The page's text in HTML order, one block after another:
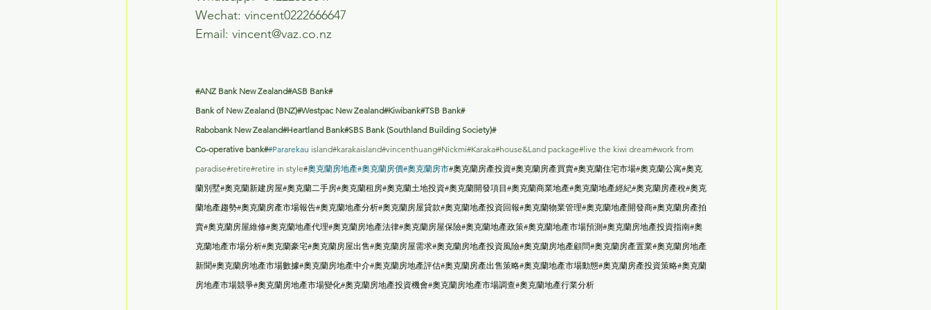
Wechat: vincent0222666647
Email: vincent@vaz.co.nz
#ANZ Bank New Zealand#ASB Bank#
Bank of New Zealand (BNZ)#Westpac New Zealand#Kiwibank#TSB Bank#
Rabobank New Zealand#Heartland Bank#SBS Bank (Southland Building Society)#
Co-operative bank##Pararekau island#karakaisland#vincenthuang#Nickmi#Karaka#house&Land package#live the kiwi dream#work from
paradise#retire#retire in style#奧克蘭房地產#奧克蘭房價#奧克蘭房市#奧克蘭房產投資#奧克蘭房產買賣#奧克蘭住宅市場#奧克蘭公寓#奧克
蘭別墅#奧克蘭新建房屋#奧克蘭二手房#奧克蘭租房#奧克蘭土地投資#奧克蘭開發項目#奧克蘭商業地產#奧克蘭地產經紀#奧克蘭房產稅#奧克
蘭地產趨勢#奧克蘭房產市場報告#奧克蘭地產分析#奧克蘭房屋貸款#奧克蘭地產投資回報#奧克蘭物業管理#奧克蘭地產開發商#奧克蘭房產拍
賣#奧克蘭房屋維修#奧克蘭地產代理#奧克蘭房地產法律#奧克蘭房屋保險#奧克蘭地產政策#奧克蘭地產市場預測#奧克蘭房地產投資指南#奧
克蘭地產市場分析#奧克蘭豪宅#奧克蘭房屋出售#奧克蘭房屋需求#奧克蘭房地產投資風險#奧克蘭房地產顧問#奧克蘭房產置業#奧克蘭房地產
新聞#奧克蘭房地產市場數據#奧克蘭房地產中介#奧克蘭房地產評估#奧克蘭房產出售策略#奧克蘭地產市場動態#奧克蘭房產投資策略#奧克蘭
房地產市場競爭#奧克蘭房地產市場變化#奧克蘭房地產投資機會#奧克蘭房地產市場調查#奧克蘭地產行業分析